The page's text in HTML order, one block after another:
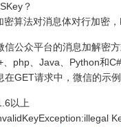
？
密算法对消息体对行加密
公众平台的消息加解密方
php、Java、Python和C#
在GET请求中，微信的示
以上